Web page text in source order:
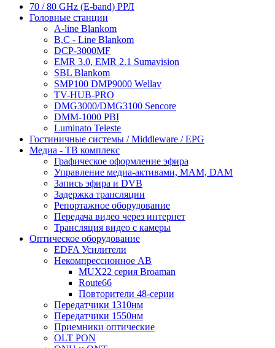
70 / 80 GHz (E-band) РРЛ
Головные станции
A-line Blankom
B,C - Line Blankom
DCP-3000MF
EMR 3.0, EMR 2.1 Sumavision
SBL Blankom
SMP100 DMP9000 Wellav
TV-HUB-PRO
DMG3000/DMG3100 Sencore
DMM-1000 PBI
Luminato Teleste
Гостиничные системы / Middleware / EPG
Медиа - ТВ комплекс
Графическое оформление эфира
Управление медиа-активами, MAM, DAM
Запись эфира и DVB
Задержка трансляции
Репортажное оборудование
Передача видео через интернет
Трансляция видео с камеры
Оптическое оборудование
EDFA Усилители
Некомпрессионное АВ
MUX22 серия Broaman
Route66
Повторители 48-серии
Передатчики 1310нм
Передатчики 1550нм
Приемники оптические
OLT PON